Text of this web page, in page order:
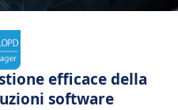
efficace della
software